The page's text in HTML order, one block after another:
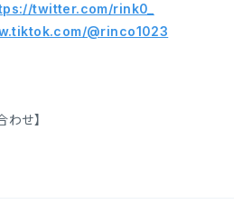
twitter.com/rink0_
@rinco1023
わせ】